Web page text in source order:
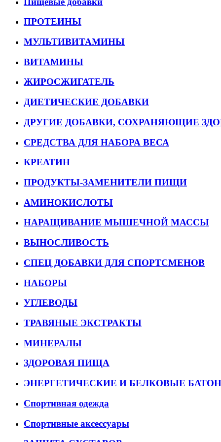
ПРОТЕИНЫ
МУЛЬТИВИТАМИНЫ
ВИТАМИНЫ
ЖИРОСЖИГАТЕЛЬ
ДИЕТИЧЕСКИЕ ДОБАВКИ
ДРУГИЕ ДОБАВКИ, СОХРАНЯЮЩИЕ
СРЕДСТВА ДЛЯ НАБОРА ВЕСА
КРЕАТИН
ПРОДУКТЫ-ЗАМЕНИТЕЛИ ПИЩИ
АМИНОКИСЛОТЫ
НАРАЩИВАНИЕ МЫШЕЧНОЙ МАССЫ
ВЫНОСЛИВОСТЬ
СПЕЦ ДОБАВКИ ДЛЯ СПОРТСМЕНОВ
НАБОРЫ
УГЛЕВОДЫ
ТРАВЯНЫЕ ЭКСТРАКТЫ
МИНЕРАЛЫ
ЗДОРОВАЯ ПИЩА
ЭНЕРГЕТИЧЕСКИЕ И БЕЛКОВЫЕ
Спортивная одежда
Спортивные аксессуары